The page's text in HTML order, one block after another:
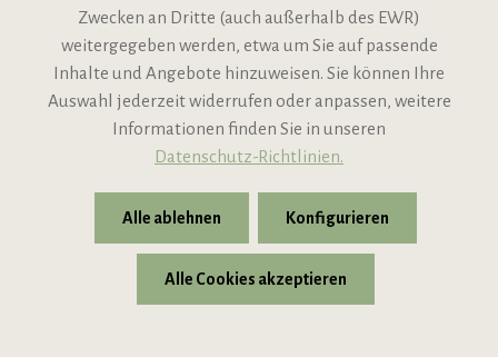
x In den Warenkorb
Inkl. gesetzl. MwSt. ggf. zzgl. Versandkosten
von Michael Liebert 99 Punkte
Zwecken an Dritte (auch außerhalb des EWR)
weitergegeben werden, etwa um Sie auf passende
Inhalte und Angebote hinzuweisen. Sie können Ihre
Auswahl jederzeit widerrufen oder anpassen, weitere
Informationen finden Sie in unseren
Datenschutz-Richtlinien.
Alle ablehnen Konfigurieren
Alle Cookies akzeptieren